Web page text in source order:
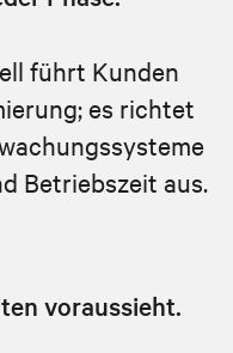
führt Kunden
es richtet
Betriebszeit aus.
voraussieht.